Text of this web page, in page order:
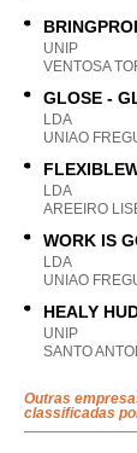
UNIP
VENTOSA
GLOSE -
LDA
UNIAO
LDA
AREEIRO
WORK IS
LDA
UNIAO
HEALY
UNIP
SANTO
Outras
classificadas